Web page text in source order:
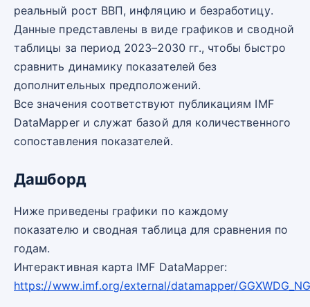
реальный рост ВВП, инфляцию и безработицу.
Данные представлены в виде графиков и сводной
таблицы за период 2023–2030 гг., чтобы быстро
сравнить динамику показателей без
дополнительных предположений.
Все значения соответствуют публикациям IMF
DataMapper и служат базой для количественного
сопоставления показателей.
Дашборд
Ниже приведены графики по каждому
показателю и сводная таблица для сравнения по
годам.
Интерактивная карта IMF DataMapper:
https://www.imf.org/external/datamapper/